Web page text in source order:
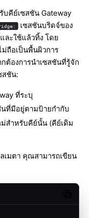
บคีย์เซสชัน Gateway
เซสชันบริดจ์ของ
ละใช้แล้วทิ้ง โดย
ถือเป็นพื้นผิวการ
ต้องการนำเซสชันที่รู้จัก
สชัน:
ที่ระบุ
ที่มีอยู่ตามป้ายกำกับ
ม่สำหรับคีย์นั้น (คีย์เดิม
เมตา คุณสามารถเขียน